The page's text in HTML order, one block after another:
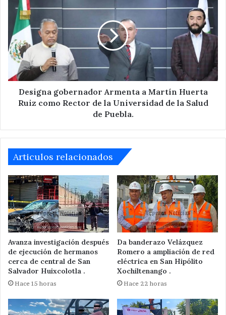
gobernador
Armenta
Martín
Huerta
Ruiz
como
Rector
la
Puebla.
Designa gobernador Armenta a Martín Huerta
Ruiz como Rector de la Universidad de la Salud
de Puebla.
Articulos relacionados
Avanza investigación después
de ejecución de hermanos
cerca de central de San
Salvador Huixcolotla .
Hace 15 horas
Da banderazo Velázquez
Romero a ampliación de red
eléctrica en San Hipólito
Xochiltenango .
Hace 22 horas